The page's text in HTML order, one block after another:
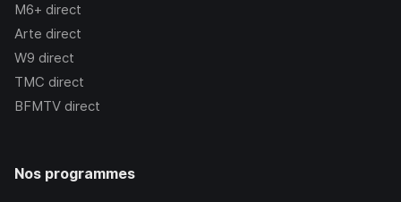
M6+ direct
Arte direct
W9 direct
TMC direct
BFMTV direct
Nos programmes